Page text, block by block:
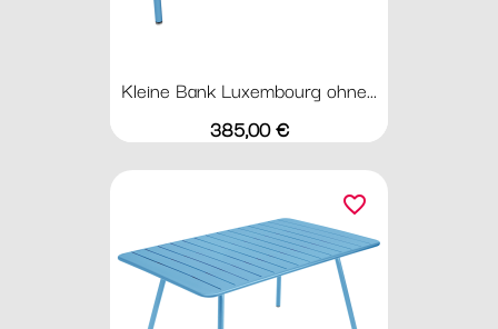
Kleine Bank Luxembourg ohne...
Preis
385,00 €
favorite_border